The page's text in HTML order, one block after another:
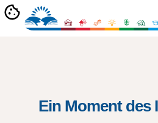
Ein Moment des